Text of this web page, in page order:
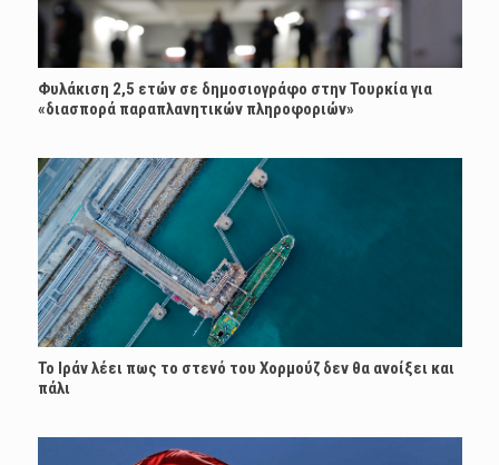
Φυλάκιση 2,5 ετών σε δημοσιογράφο στην Τουρκία για
«διασπορά παραπλανητικών πληροφοριών»
Το Ιράν λέει πως το στενό του Χορμούζ δεν θα ανοίξει και
πάλι